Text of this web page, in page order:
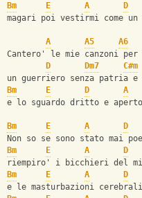
Bm
E A D
magari poi vestirmi come
A A5 A6
Cantero' le mie canzoni
D
Dm7
C#m
un guerriero senza patria e
Bm
E D
A
e lo sguardo dritto e
Bm E A D
Non so se sono stato mai
Bm
E A D
riempiro' i bicchieri del
Bm
E A D
e le masturbazioni